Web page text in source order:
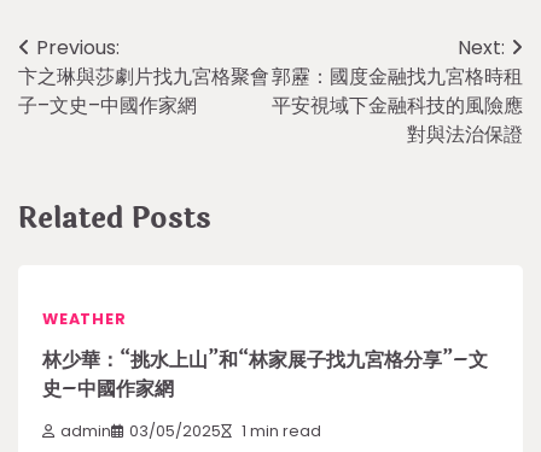
Post
navigation
Previous:
卞之琳與莎劇片找九宮格聚會
子–文史–中國作家網
Next:
郭靂：國度金融找九宮格時租
平安視域下金融科技的風險應
對與法治保證
Related Posts
WEATHER
林少華：“挑水上山”和“林家展子找九宮格分享”–文
史–中國作家網
admin 03/05/2025 1 min read